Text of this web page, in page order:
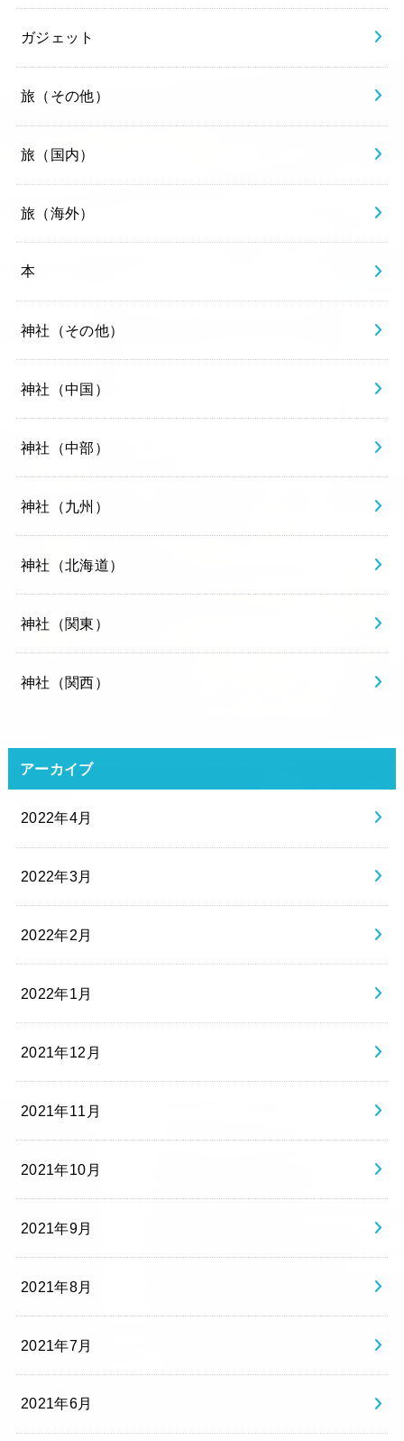
ガジェット
旅（その他）
旅（国内）
旅（海外）
本
神社（その他）
神社（中国）
神社（中部）
神社（九州）
神社（北海道）
神社（関東）
神社（関西）
アーカイブ
2022年4月
2022年3月
2022年2月
2022年1月
2021年12月
2021年11月
2021年10月
2021年9月
2021年8月
2021年7月
2021年6月